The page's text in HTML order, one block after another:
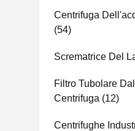
Centrifuga
(54)
Scrematrice Del
Filtro Tubolare
Centrifuga (12)
Centrifughe